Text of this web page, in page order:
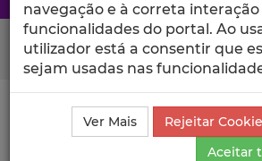
Search Button
Ciência_Iscte Autores Teresa Pina
Científicas e Citações
navegação e à correta interação
funcionalidades do portal. Ao
utilizador está a consentir que
sejam usadas nas
Ver Mais
Rejeitar
Aceitar